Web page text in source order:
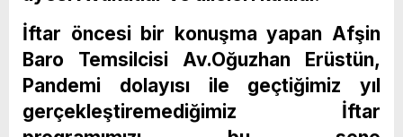
İftar öncesi bir konuşma yapan Afşin
Baro Temsilcisi Av.Oğuzhan Erüstün,
Pandemi dolayısı ile geçtiğimiz yıl
gerçekleştiremediğimiz İftar